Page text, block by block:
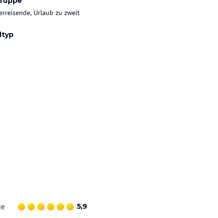
Urlaub zu zweit
5,9